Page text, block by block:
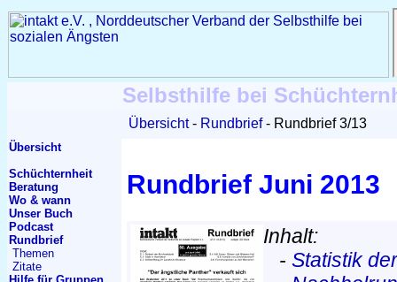
Selbsthilfe bei
Übersicht Rundbrief Rundbrief 3/13
Übersicht
Schüchternheit
Beratung
Wo & wann
Unser Buch
Podcast
Rundbrief
Themen
Zitate
Rundbrief Juni 2013
Inhalt:
- Statistik